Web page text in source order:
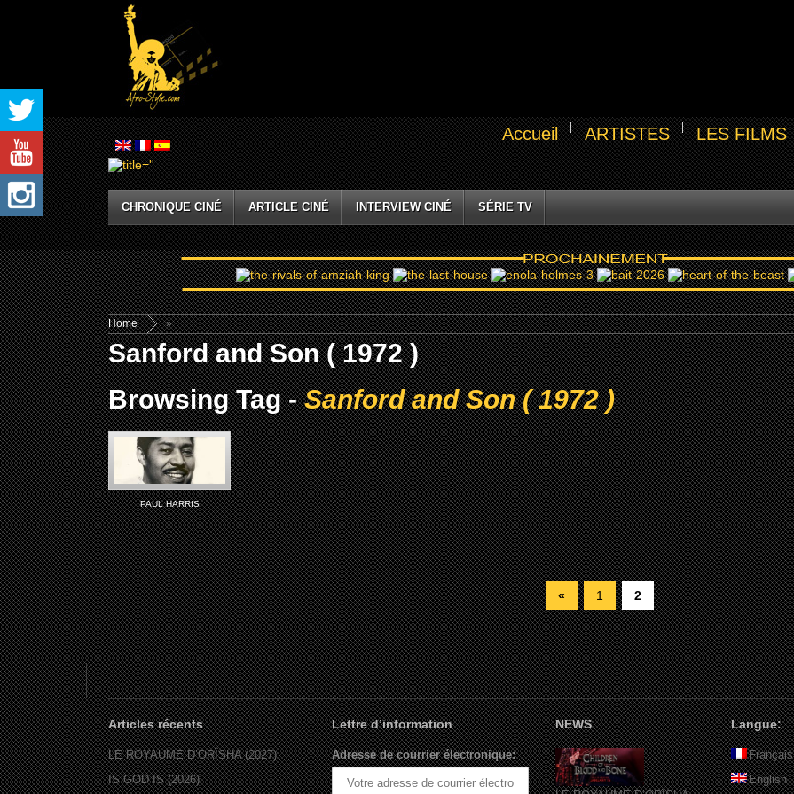
Accueil ARTISTES LES FILMS
CHRONIQUE CINÉ ARTICLE CINÉ INTERVIEW CINÉ SÉRIE TV
Home »
Sanford and Son ( 1972 )
Browsing Tag -Sanford and Son ( 1972 )
PAUL HARRIS
« 1 2
Articles récents
LE ROYAUME D’ORÏSHA (2027)
IS GOD IS (2026)
Lettre d’information
Adresse de courrier électronique:
NEWS Langue:
Français
English